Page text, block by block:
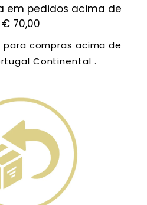
em pedidos acima de
€ 70,00
compras acima de
Continental .